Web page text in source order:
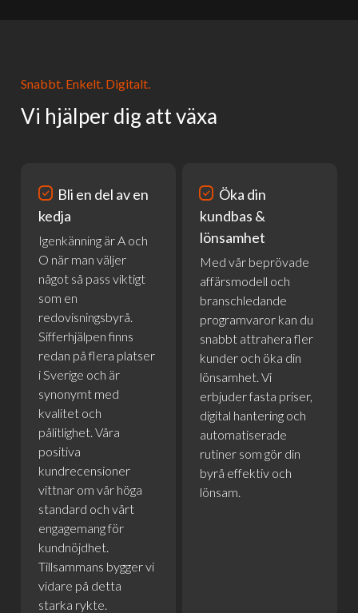
Snabbt. Enkelt. Digitalt.
Vi hjälper dig att växa
priority Bli en del av en
kedja
Igenkänning är A och
O när man väljer
något så pass viktigt
som en
redovisningsbyrå.
Sifferhjälpen finns
redan på flera platser
i Sverige och är
synonymt med
kvalitet och
pålitlighet. Våra
positiva
kundrecensioner
vittnar om vår höga
standard och vårt
engagemang för
kundnöjdhet.
Tillsammans bygger vi
vidare på detta
starka rykte.
priority Öka din
kundbas &
lönsamhet
Med vår beprövade
affärsmodell och
branschledande
programvaror kan du
snabbt attrahera fler
kunder och öka din
lönsamhet. Vi
erbjuder fasta priser,
digital hantering och
automatiserade
rutiner som gör din
byrå effektiv och
lönsam.